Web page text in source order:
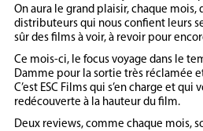
On aura le grand plaisir, chaque
distributeurs qui nous confient leurs
sûr des films à voir, à revoir pour
Ce mois-ci, le focus voyage dans le
Damme pour la sortie très réclamée
C’est ESC Films qui s’en charge et qui
redécouverte à la hauteur du film.
Deux reviews, comme chaque mois,